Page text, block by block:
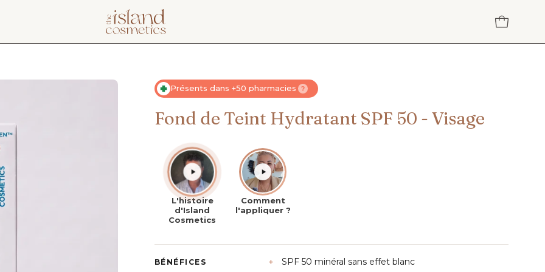
OUVRIR
Présents dans +50 pharmacies ?
Fond de Teint Hydratant SPF 50 - Visage
L'histoire
d'Island
Cosmetics
Comment
l'appliquer ?
BÉNÉFICES
SPF 50 minéral sans effet blanc